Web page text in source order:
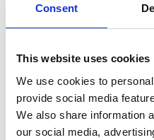
Consent
This website uses cookies
We use cookies to
provide social media
We also share information
our social media,
Voor
Animal